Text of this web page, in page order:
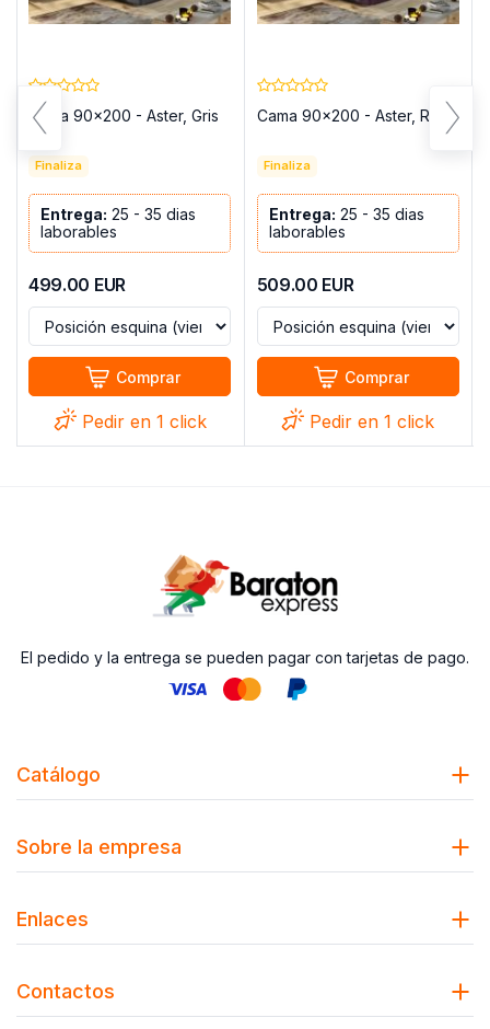
Cama 90x200 - Aster, Gris
Finaliza
Entrega: 25 - 35 dias
laborables
499.00 EUR
Comprar
Pedir en 1 click
Cama 90x200 - Aster, Rosa
Finaliza
Entrega: 25 - 35 dias
laborables
509.00 EUR
Comprar
Pedir en 1 click
El pedido y la entrega se pueden pagar con tarjetas de pago.
Catálogo
Sobre la empresa
Enlaces
Contactos